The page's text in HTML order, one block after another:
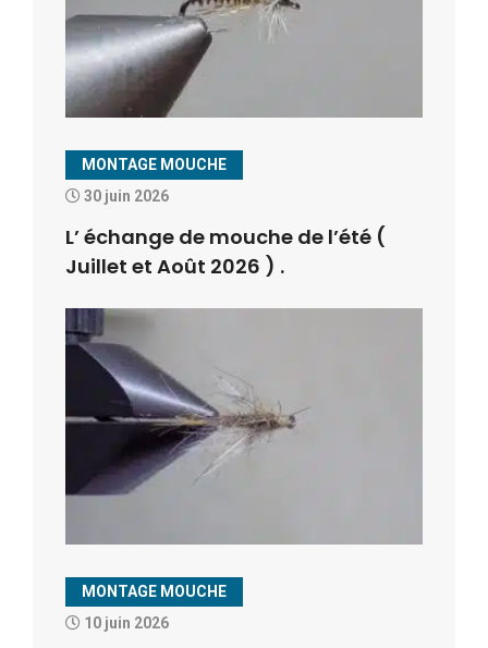
MONTAGE MOUCHE
30 juin 2026
L’ échange de mouche de l’été (
Juillet et Août 2026 ) .
MONTAGE MOUCHE
10 juin 2026